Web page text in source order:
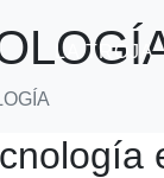
LA TROJA